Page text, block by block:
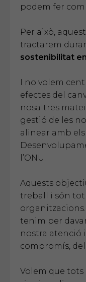
podem fer com
Per això,
tractarem
sostenibilitat
I no volem
efectes del
nosaltres
gestió de les
alinear amb
l’ONU.
Aquests
treball i són tot
tenim per
nostra atenció
compromís,
Volem que